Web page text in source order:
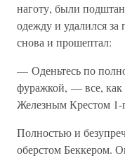
наготу, были
одежду и удалился
снова и прошептал:
— Оденьтесь по
фуражкой, — все, как
Железным Крестом 1-
Полностью и
оберстом Беккером.